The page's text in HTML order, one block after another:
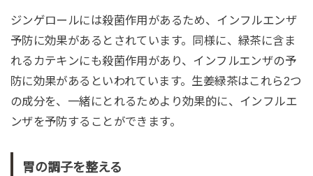
ジンゲロールには殺菌作用があるため、インフルエンザ
予防に効果があるとされています。同様に、緑茶に含ま
れるカテキンにも殺菌作用があり、インフルエンザの予
防に効果があるといわれています。生姜緑茶はこれら2つ
の成分を、一緒にとれるためより効果的に、インフルエ
ンザを予防することができます。
胃の調子を整える